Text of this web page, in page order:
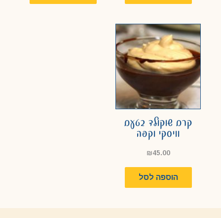
קרם שוקולד בטעם
וויסקי וקפה
₪45.00
הוספה לסל